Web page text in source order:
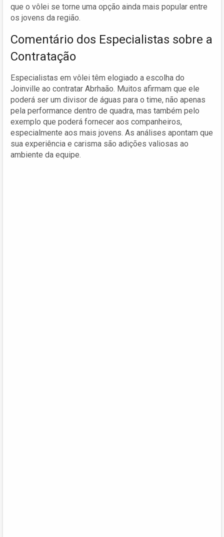
que o vôlei se torne uma opção ainda mais popular entre
os jovens da região.
Comentário dos Especialistas sobre a
Contratação
Especialistas em vôlei têm elogiado a escolha do
Joinville ao contratar Abrhaão. Muitos afirmam que ele
poderá ser um divisor de águas para o time, não apenas
pela performance dentro de quadra, mas também pelo
exemplo que poderá fornecer aos companheiros,
especialmente aos mais jovens. As análises apontam que
sua experiência e carisma são adições valiosas ao
ambiente da equipe.